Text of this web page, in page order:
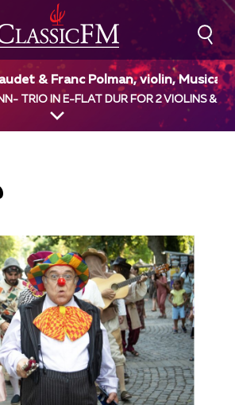
& Franc Polman, violin, Musica
- Jan Belder, dir
TRIO IN E-FLAT DUR FOR 2 VIOLINS &